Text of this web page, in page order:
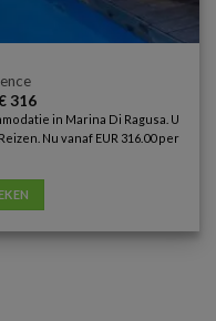
316
in Marina Di Ragusa. U
Nu vanaf EUR 316.00 per